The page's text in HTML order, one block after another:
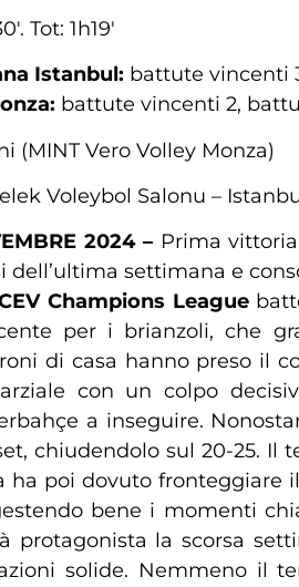
Tot: 1h19′
Istanbul: battute vincenti
battute vincenti 2,
(MINT Vero Volley Monza)
Voleybol Salonu –
2024 –Prima
dell’ultima settimana e
Champions League
per i brianzoli, che
di casa hanno preso il
con un colpo
a inseguire.
chiudendolo sul 20-25. Il
ha poi dovuto fronteggiare
bene i momenti
protagonista la scorsa
solide. Nemmeno il